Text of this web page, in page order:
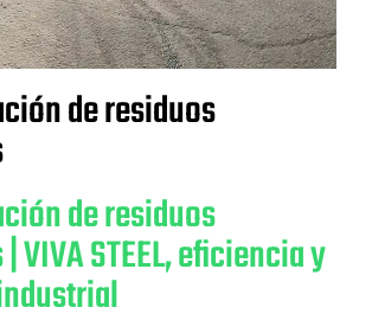
de residuos
de residuos
VIVA STEEL, eficiencia y